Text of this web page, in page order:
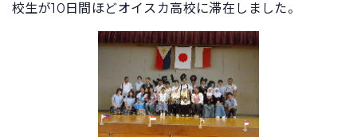
校生が10日間ほどオイスカ高校に滞在しました。